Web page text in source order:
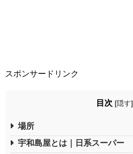
スポンサードリンク
目次 [隠す]
場所
宇和島屋とは｜日系スーパー